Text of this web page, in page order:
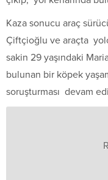
Kaza sonucu araç
Çiftçioğlu ve araçta
sakin 29 yaşındaki
bulunan bir köpek
soruşturması devam